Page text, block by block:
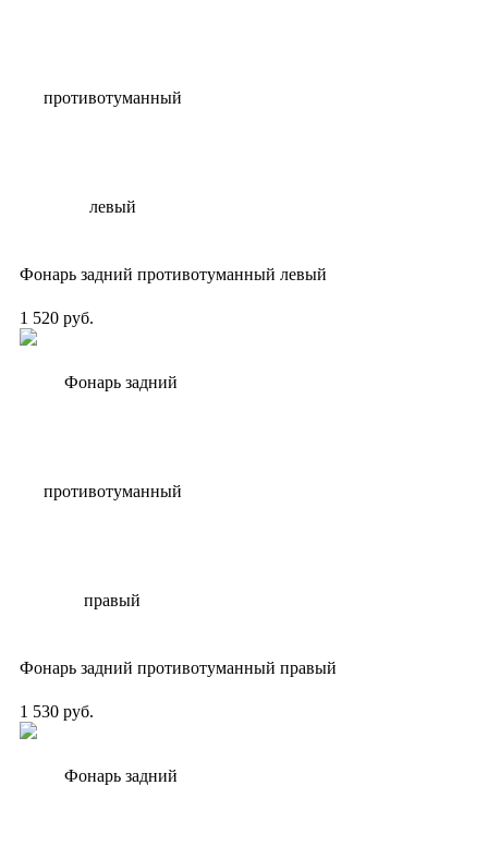
Фонарь задний противотуманный левый
1 520 руб.
Фонарь задний противотуманный правый
1 530 руб.